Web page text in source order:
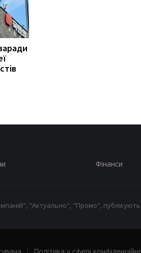
Фінанси
"Актуально", "Промо",